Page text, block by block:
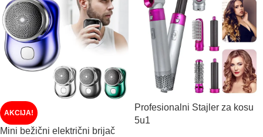
AKCIJA!
Mini bežični električni brijač
Profesionalni Stajler za kosu
5u1